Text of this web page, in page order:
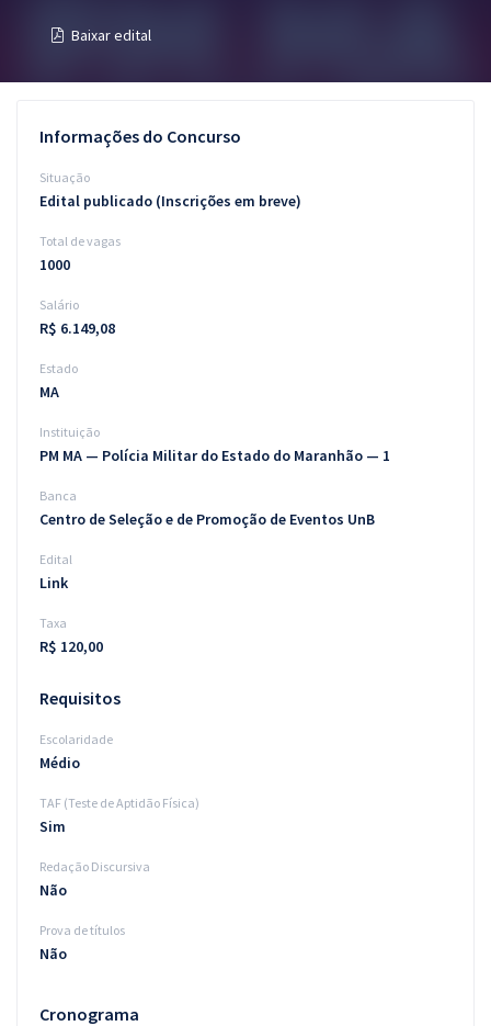
Questões grátis
Conteúdo gratuito
Aprovados
Atendimento
Baixar edital
Informações do Concurso
Situação
Edital publicado (Inscrições em breve)
Total de vagas
1000
Salário
R$ 6.149,08
Estado
MA
Instituição
PM MA — Polícia Militar do Estado do Maranhão — 1
Banca
Centro de Seleção e de Promoção de Eventos UnB
Edital
Link
Taxa
R$ 120,00
Requisitos
Escolaridade
Médio
TAF (Teste de Aptidão Física)
Sim
Redação Discursiva
Não
Prova de títulos
Não
Cronograma